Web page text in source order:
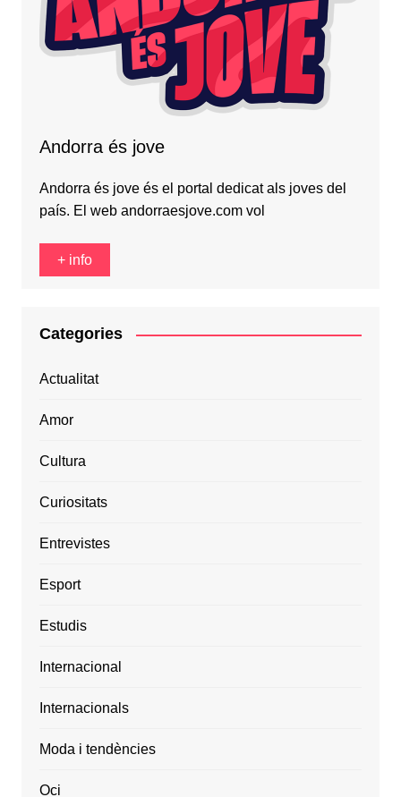
Andorra és jove
Andorra és jove és el portal dedicat als joves del
país. El web andorraesjove.com vol
+ info
Categories
Actualitat
Amor
Cultura
Curiositats
Entrevistes
Esport
Estudis
Internacional
Internacionals
Moda i tendències
Oci